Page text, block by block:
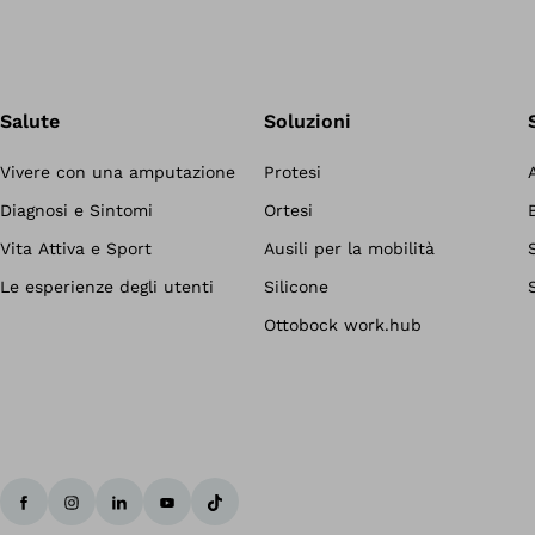
Salute
Vivere con una amputazione
Diagnosi e Sintomi
Vita Attiva e Sport
Le esperienze degli utenti
Soluzioni
Protesi
Ortesi
Ausili per la mobilità
Silicone
Ottobock work.hub